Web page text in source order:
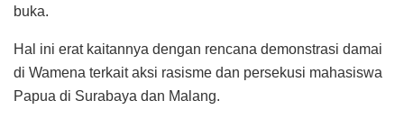
buka.
Hal ini erat kaitannya dengan rencana demonstrasi damai
di Wamena terkait aksi rasisme dan persekusi mahasiswa
Papua di Surabaya dan Malang.